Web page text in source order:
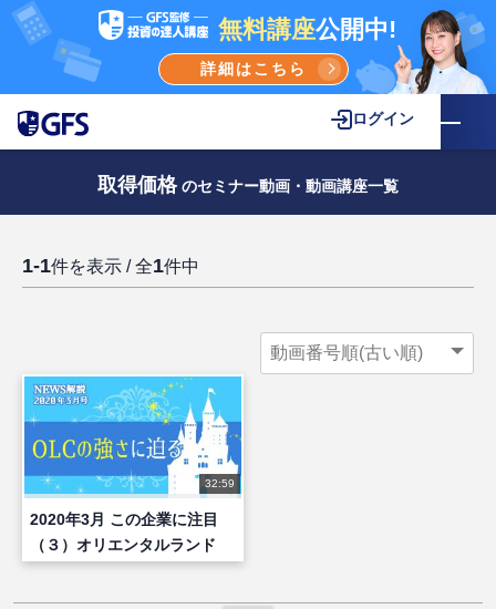
無料講座公開中!
詳細はこちら
ログイン
取得価格 のセミナー動画・動画講座一覧
1-1件を表示 / 全1件中
32:59
2020年3月 この企業に注目
（３）オリエンタルランド
（後編）